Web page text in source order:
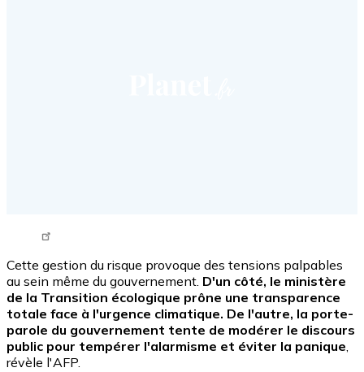
Tweet URL
Cette gestion du risque provoque des tensions palpables
au sein même du gouvernement. D'un côté, le ministère
de la Transition écologique prône une transparence
totale face à l'urgence climatique. De l'autre, la porte-
parole du gouvernement tente de modérer le discours
public pour tempérer l'alarmisme et éviter la panique,
révèle l'AFP.